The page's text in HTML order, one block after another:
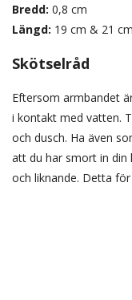
Bredd: 0,8 cm
Längd: 19 cm & 21 cm
Skötselråd
Eftersom armbandet
i kontakt med vatten.
och dusch. Ha även
att du har smort in din
och liknande. Detta